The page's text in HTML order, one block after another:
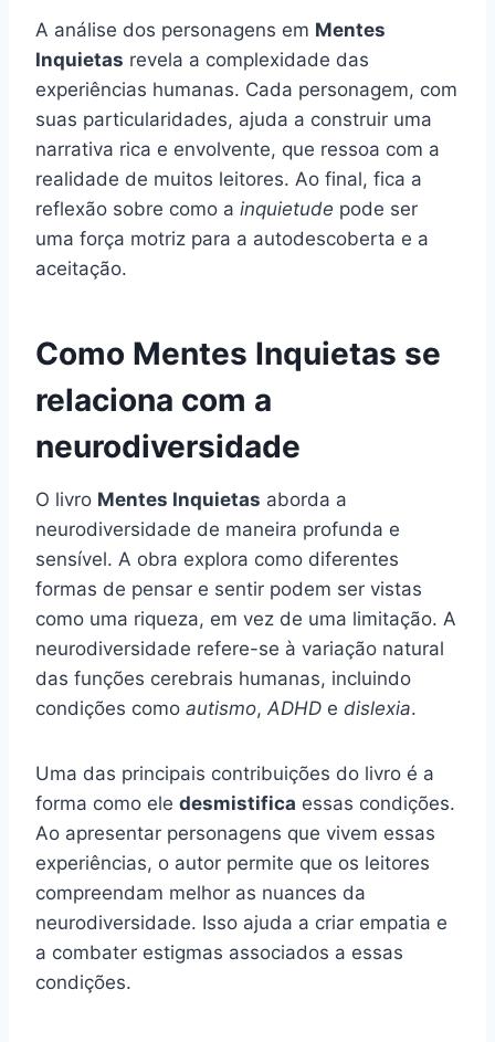
A análise dos personagens em Mentes
Inquietas revela a complexidade das
experiências humanas. Cada personagem, com
suas particularidades, ajuda a construir uma
narrativa rica e envolvente, que ressoa com a
realidade de muitos leitores. Ao final, fica a
reflexão sobre como a inquietude pode ser
uma força motriz para a autodescoberta e a
aceitação.
Como Mentes Inquietas se
relaciona com a
neurodiversidade
O livro Mentes Inquietas aborda a
neurodiversidade de maneira profunda e
sensível. A obra explora como diferentes
formas de pensar e sentir podem ser vistas
como uma riqueza, em vez de uma limitação. A
neurodiversidade refere-se à variação natural
das funções cerebrais humanas, incluindo
condições como autismo, ADHD e dislexia.
Uma das principais contribuições do livro é a
forma como ele desmistifica essas condições.
Ao apresentar personagens que vivem essas
experiências, o autor permite que os leitores
compreendam melhor as nuances da
neurodiversidade. Isso ajuda a criar empatia e
a combater estigmas associados a essas
condições.